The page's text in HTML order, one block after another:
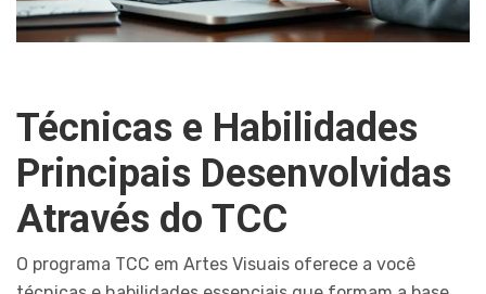
Técnicas e Habilidades
Principais Desenvolvidas
Através do TCC
O programa TCC em Artes Visuais oferece a você